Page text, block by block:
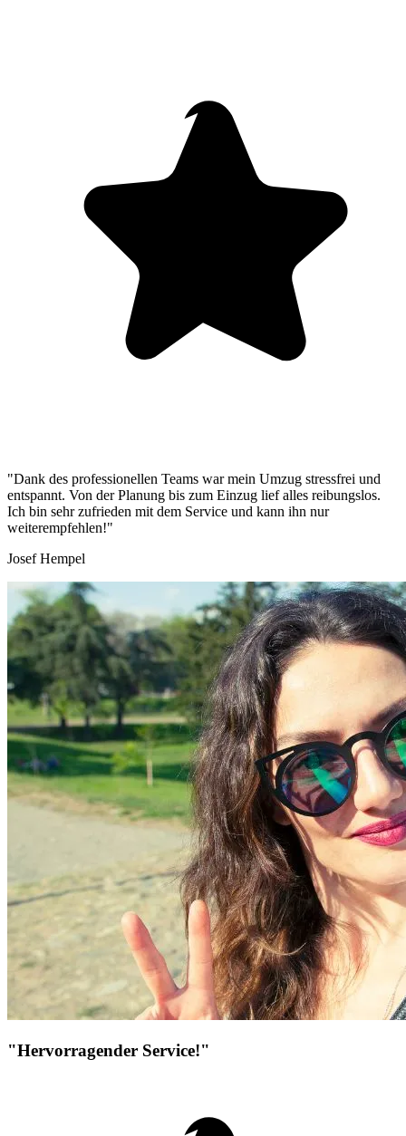
"Dank des professionellen Teams war mein Umzug stressfrei und
entspannt. Von der Planung bis zum Einzug lief alles reibungslos.
Ich bin sehr zufrieden mit dem Service und kann ihn nur
weiterempfehlen!"
Josef Hempel
"Hervorragender Service!"